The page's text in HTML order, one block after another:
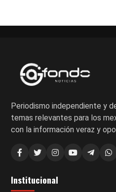
Periodismo independiente y
temas relevantes para los
con la información veraz y
Institucional